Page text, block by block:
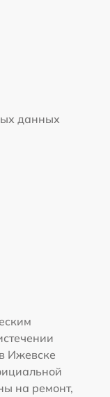
данных
Ижевске
на ремонт,